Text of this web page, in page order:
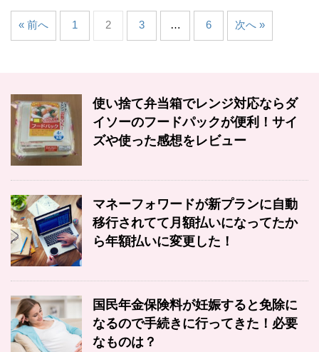
« 前へ 1 2 3 … 6 次へ »
使い捨て弁当箱でレンジ対応ならダ
イソーのフードパックが便利！サイ
ズや使った感想をレビュー
マネーフォワードが新プランに自動
移行されてて月額払いになってたか
ら年額払いに変更した！
国民年金保険料が妊娠すると免除に
なるので手続きに行ってきた！必要
なものは？